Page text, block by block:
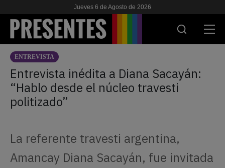
Jueves 6 de Agosto de 2026
ACTUALIDAD
INVESTIGACIONES
VIH & SIDA
ESCUELA
NOSOTRES
ENTREVISTA
Entrevista inédita a Diana Sacayán:
“Hablo desde el núcleo travesti
politizado”
La referente travesti argentina,
Amancay Diana Sacayán, fue invitada